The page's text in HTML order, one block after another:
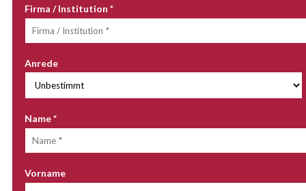
Firma / Institution *
Anrede
Name*
Vorname